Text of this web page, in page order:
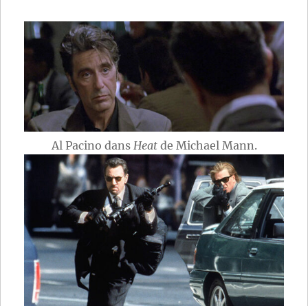
Al Pacino dans Heatde Michael Mann.